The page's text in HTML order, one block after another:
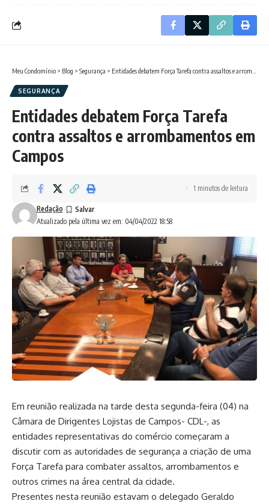
Meu Condomínio > Blog > Segurança > Entidades debatem Força Tarefa contra assaltos e arrombamentos em Campos
SEGURANÇA
Entidades debatem Força Tarefa
contra assaltos e arrombamentos em
Campos
Atualizado pela última vez em: 04/04/2022 18:58
Redação
1 minutos de leitura
Em reunião realizada na tarde desta segunda-feira (04) na
Câmara de Dirigentes Lojistas de Campos- CDL-, as
entidades representativas do comércio começaram a
discutir com as autoridades de segurança a criação de uma
Força Tarefa para combater assaltos, arrombamentos e
outros crimes na área central da cidade.
Presentes nesta reunião estavam o delegado Geraldo